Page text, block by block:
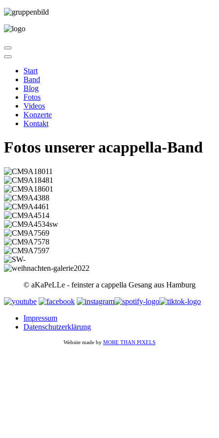
Start
Band
Blog
Fotos
Videos
Konzerte
Kontakt
Fotos unserer acappella-Band
© aKaPeLLe - feinster a cappella Gesang aus Hamburg
Impressum
Datenschutzerklärung
Website made by MORE THAN PIXELS